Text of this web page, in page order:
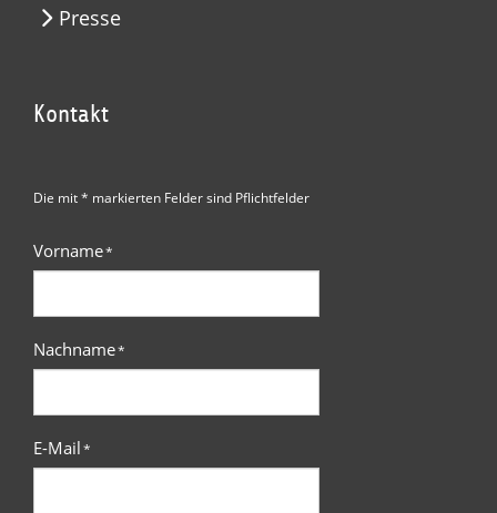
Presse
Kontakt
Die mit * markierten Felder sind Pflichtfelder
Vorname*
Nachname*
E-Mail*